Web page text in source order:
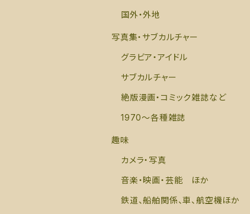
国外・外地
写真集・サブカルチャー
グラビア・アイドル
サブカルチャー
絶版漫画・コミック雑誌など
1970～各種雑誌
趣味
カメラ・写真
音楽・映画・芸能 ほか
鉄道、船舶関係、車、航空機ほか